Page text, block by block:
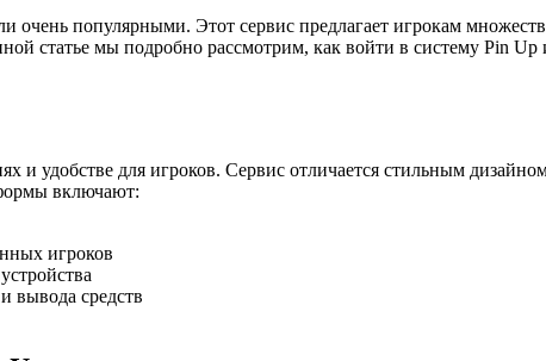
популярными. Этот сервис предлагает игрокам
статье мы подробно рассмотрим, как войти в систему Pin Up
и удобстве для игроков. Сервис отличается стильным
включают:
игроков
вывода средств